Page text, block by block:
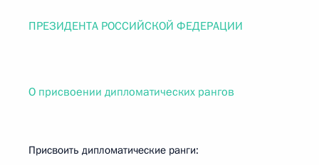
ПРЕЗИДЕНТА РОССИЙСКОЙ ФЕДЕРАЦИИ
О присвоении дипломатических рангов
Присвоить дипломатические ранги: